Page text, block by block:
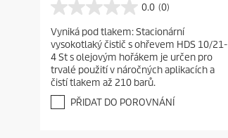
0.0 (0)
0
.
0
z
5
h
v
Vyniká pod tlakem: Stacionární
vysokotlaký čistič s ohřevem HDS 10/21-
4 St s olejovým hořákem je určen pro
trvalé použití v náročných aplikacích a
čistí tlakem až 210 barů.
PŘIDAT DO POROVNÁNÍ